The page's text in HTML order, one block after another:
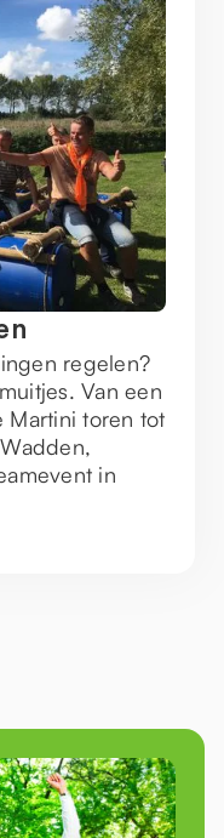
regelen?
Van een
Martini toren tot
in